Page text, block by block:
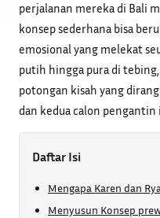
perjalanan mereka di Bali
konsep sederhana bisa
emosional yang melekat
putih hingga pura di
potongan kisah yang
dan kedua calon pengantin
Daftar Isi
Mengapa Karen dan
Menyusun Konsep